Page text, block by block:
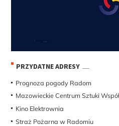
PRZYDATNE ADRESY
Prognoza pogody Radom
Mazowieckie Centrum Sztuki
Kino Elektrownia
Straż Pożarna w Radomiu